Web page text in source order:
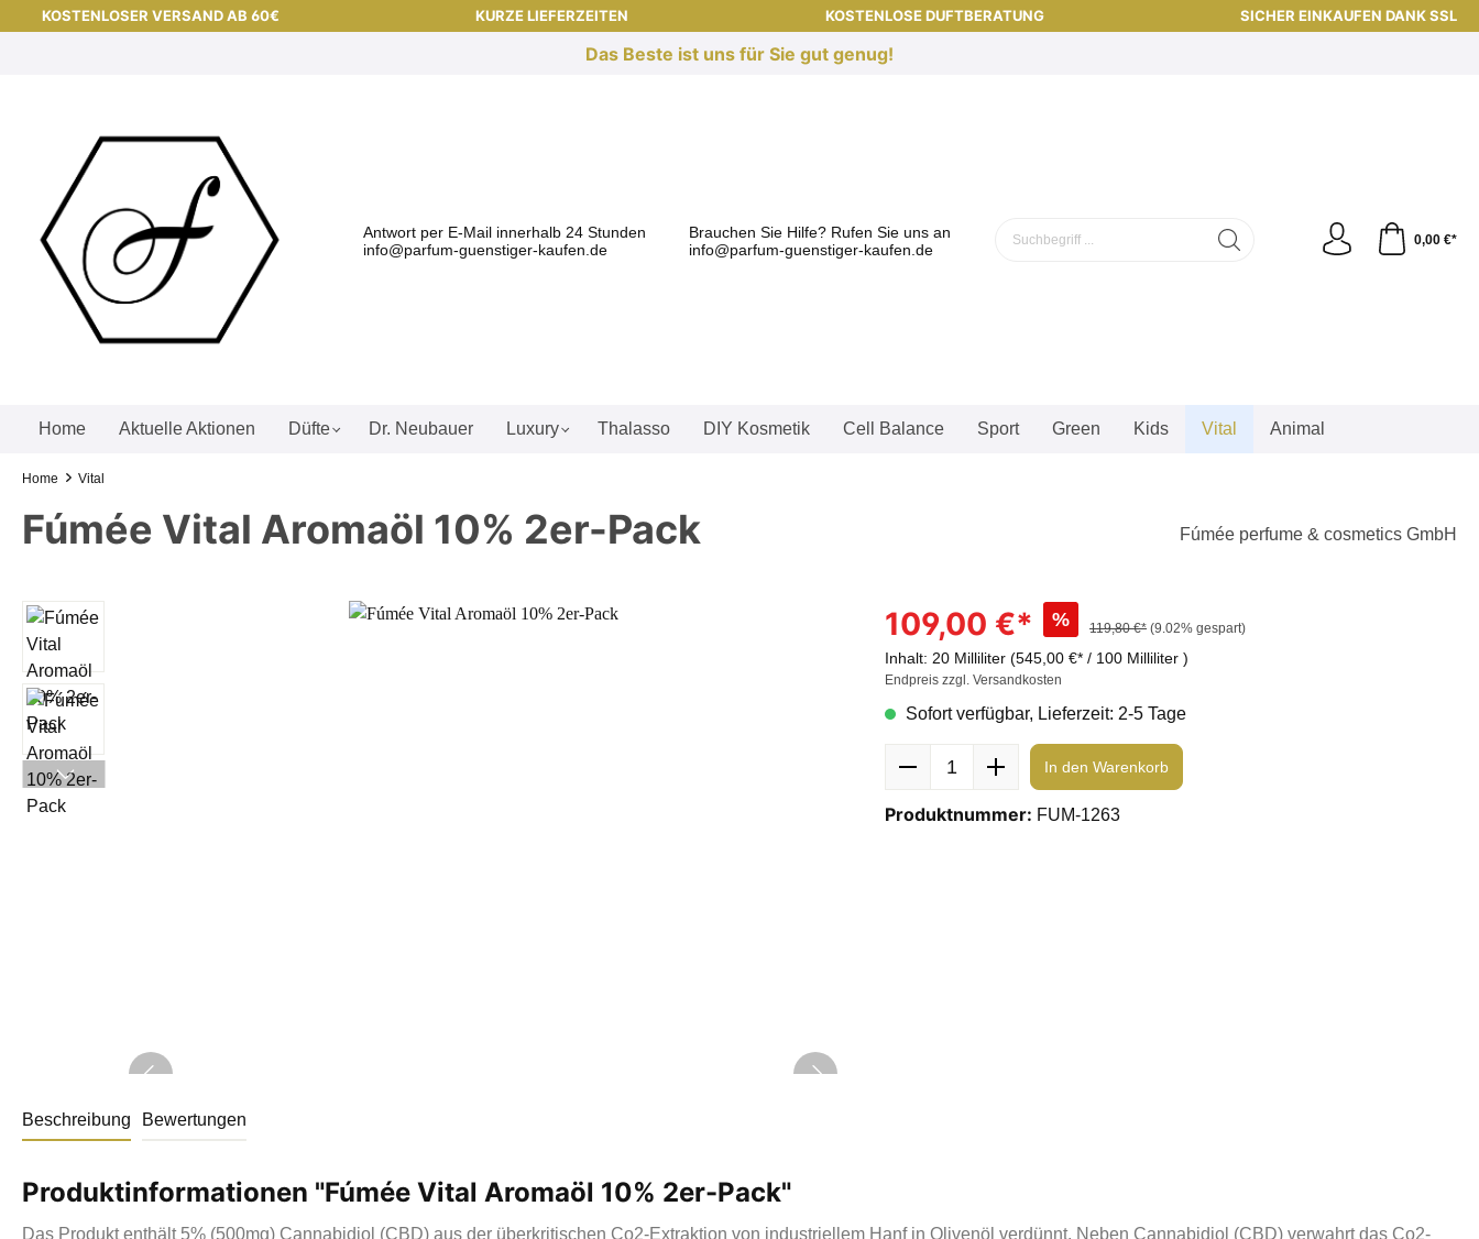
KOSTENLOSER VERSAND AB 60€ KURZE LIEFERZEITEN KOSTENLOSE DUFTBERATUNG SICHER EINKAUFEN DANK SSL
Das Beste ist uns für Sie gut genug!
Antwort per E-Mail innerhalb 24 Stunden
info@parfum-guenstiger-kaufen.de
Brauchen Sie Hilfe? Rufen Sie uns an
info@parfum-guenstiger-kaufen.de
0,00 €*
Home Aktuelle Aktionen Düfte Dr. Neubauer Luxury Thalasso DIY Kosmetik Cell Balance Sport Green Kids Vital Animal
Home Vital
Fúmée Vital Aromaöl 10% 2er-Pack Fúmée perfume & cosmetics GmbH
109,00 €* % 119,80 €* (9.02% gespart)
Inhalt: 20 Milliliter (545,00 €* / 100 Milliliter )
Endpreis zzgl. Versandkosten
Sofort verfügbar, Lieferzeit: 2-5 Tage
In den Warenkorb
Produktnummer: FUM-1263
Beschreibung Bewertungen
Produktinformationen "Fúmée Vital Aromaöl 10% 2er-Pack"
Das Produkt enthält 5% (500mg) Cannabidiol (CBD) aus der überkritischen Co2-Extraktion von industriellem Hanf in Olivenöl verdünnt. Neben Cannabidiol (CBD) verwahrt das Co2-